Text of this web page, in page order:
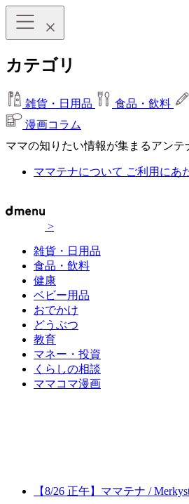
カテゴリ
雑貨・日用品 食品・飲料
漫画コラム
ママの知りたい情報が集まるアンテ
ママテナについて ご利用にあ
>
雑貨・日用品
食品・飲料
健康
ベビー用品
おでかけ
どうぶつ
教育
マネー・投資
くらしの相談
ママコマ漫画
【8/26 正午】ママテナ /